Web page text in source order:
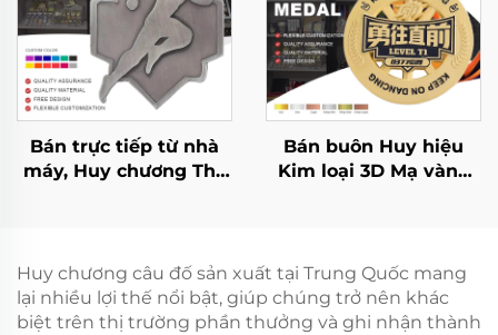
Bán trực tiếp từ nhà
máy, Huy chương Thể
chơi Thể thao, Huy
chương Kim loại
Bán buôn Huy hiệu
Kim loại 3D Mạ vàng
thao, Trẻ em, Khiêu vũ
Huy chương câu đố sản xuất tại Trung Quốc mang
lại nhiều lợi thế nổi bật, giúp chúng trở nên khác
biệt trên thị trường phần thưởng và ghi nhận thành